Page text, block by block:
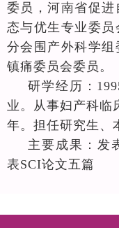
委员，河南省促
态与优生专业委员
分会围产外科学
镇痛委员会委员 。
研学经历：
业。从事妇产科临
年。担任研究生、
主要成果： 发
表SCI论文五篇